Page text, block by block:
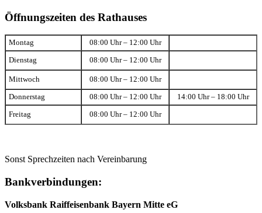
Öffnungszeiten des Rathauses
Montag 08:00 Uhr – 12:00 Uhr
Dienstag 08:00 Uhr – 12:00 Uhr
Mittwoch 08:00 Uhr – 12:00 Uhr
Donnerstag 08:00 Uhr – 12:00 Uhr 14:00 Uhr – 18:00 Uhr
Freitag 08:00 Uhr – 12:00 Uhr
Sonst Sprechzeiten nach Vereinbarung
Bankverbindungen:
Volksbank Raiffeisenbank Bayern Mitte eG